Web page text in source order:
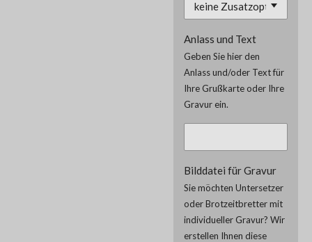
Anlass und Text
Geben Sie hier den
Anlass und/oder Text für
Ihre Grußkarte oder Ihre
Gravur ein.
Bilddatei für Gravur
Sie möchten Untersetzer
oder Brotzeitbretter mit
individueller Gravur? Wir
erstellen Ihnen diese